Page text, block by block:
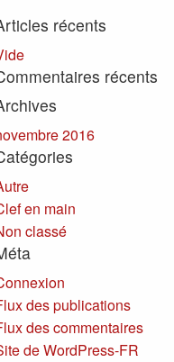
récents
récents
2016
en main
classé
des publications
des commentaires
de WordPress-FR